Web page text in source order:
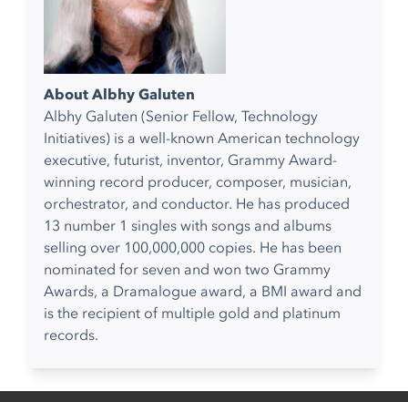
About Albhy Galuten
Albhy Galuten (Senior Fellow, Technology
Initiatives) is a well-known American technology
executive, futurist, inventor, Grammy Award-
winning record producer, composer, musician,
orchestrator, and conductor. He has produced
13 number 1 singles with songs and albums
selling over 100,000,000 copies. He has been
nominated for seven and won two Grammy
Awards, a Dramalogue award, a BMI award and
is the recipient of multiple gold and platinum
records.